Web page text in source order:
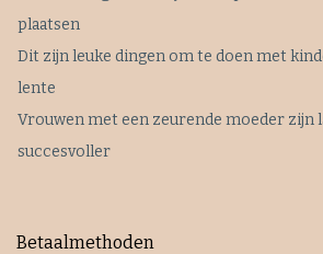
plaatsen
Dit zijn leuke dingen om te doen met
lente
Vrouwen met een zeurende moeder zijn
succesvoller
Betaalmethoden